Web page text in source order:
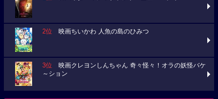
2位 映画ちいかわ 人魚の島のひみつ
3位 映画クレヨンしんちゃん 奇々怪々！オラの妖怪バケ
～ション